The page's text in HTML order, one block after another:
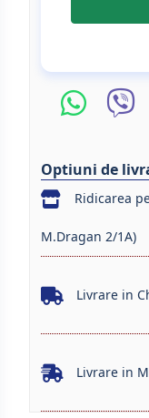
Optiuni de
Ridicarea
M.Dragan 2/1A)
Livrare in
Livrare in